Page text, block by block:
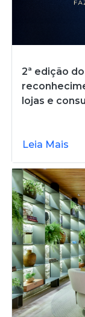
2ª edição
lojas e
Leia Mais